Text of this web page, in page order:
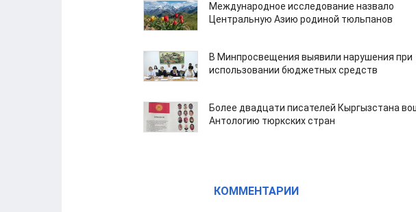
Международное исследование назвало
Центральную Азию родиной тюльпанов
В Минпросвещения выявили нарушения при
использовании бюджетных средств
Более двадцати писателей Кыргызстана
Антологию тюркских стран
КОММЕНТАРИИ